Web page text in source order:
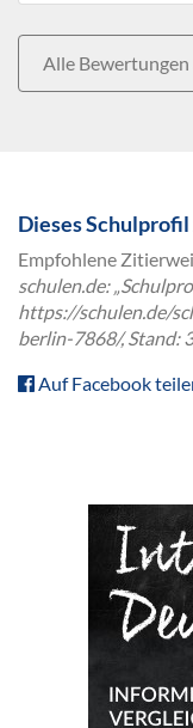
Alle Bewertungen
Dieses
Empfohlene
schulen.de:
https://schulen.de/
berlin-7868/, Stand:
Auf Facebook